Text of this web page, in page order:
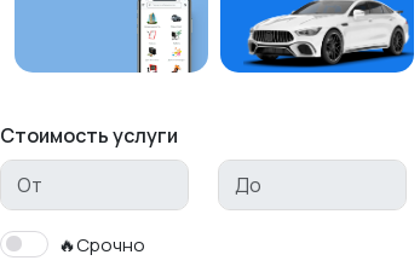
Стоимость услуги
🔥Срочно